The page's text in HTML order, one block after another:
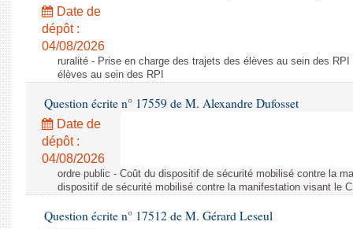
Date de
dépôt :
04/08/2026
ruralité - Prise en charge des trajets des élèves au sein des
élèves au sein des RPI
Question écrite n° 17559 de M. Alexandre Dufosset
Date de
dépôt :
04/08/2026
ordre public - Coût du dispositif de sécurité mobilisé contre la
dispositif de sécurité mobilisé contre la manifestation visant le
Question écrite n° 17512 de M. Gérard Leseul